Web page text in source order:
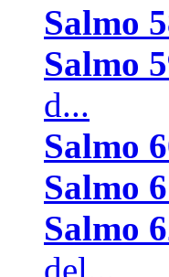
Salmo
Salmo
d...
Salmo
Salmo
Salmo
del...